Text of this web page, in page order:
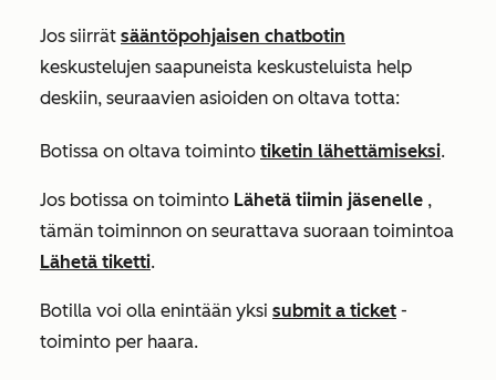
Jos siirrät sääntöpohjaisen chatbotin
keskustelujen saapuneista keskusteluista help
deskiin, seuraavien asioiden on oltava totta:
Botissa on oltava toiminto tiketin lähettämiseksi.
Jos botissa on toiminto Lähetä tiimin jäsenelle ,
tämän toiminnon on seurattava suoraan toimintoa
Lähetä tiketti.
Botilla voi olla enintään yksi submit a ticket -
toiminto per haara.